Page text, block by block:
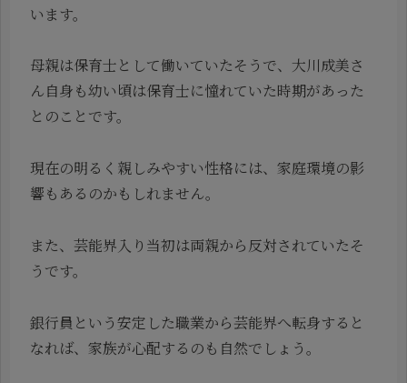
います。
母親は保育士として働いていたそうで、大川成美さ
ん自身も幼い頃は保育士に憧れていた時期があった
とのことです。
現在の明るく親しみやすい性格には、家庭環境の影
響もあるのかもしれません。
また、芸能界入り当初は両親から反対されていたそ
うです。
銀行員という安定した職業から芸能界へ転身すると
なれば、家族が心配するのも自然でしょう。